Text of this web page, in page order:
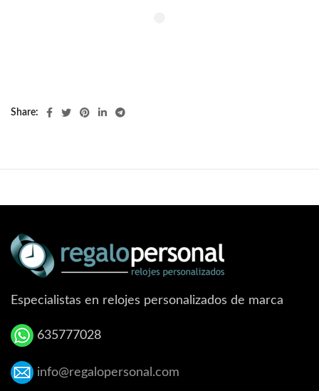
Share
Especialistas en relojes personalizados de marca
635777028
info@regalopersonal.com